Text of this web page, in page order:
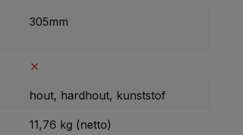
305mm
hout, hardhout, kunststof
11,76 kg (netto)